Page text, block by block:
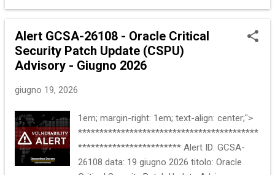
problema Oracle ha rilasciato la Critical
contiene 1449 nuove patch di sicurezza per
le famiglie di prodotti elencate di seguito.
Maggiori informazioni sono disponibili alla
Oracle Fusion Middleware Oracle Supply
Applications Oracle Commerce Oracle
Communications Oracle Enterprise Manager
Alert GCSA-26108 - Oracle Critical
Security Patch Update (CSPU)
Advisory - Giugno 2026
giugno 19, 2026
1em; margin-right: 1em; text-align: center;">
******************************************
************************ Alert ID: GCSA-
26108 data: 19 giugno 2026 titolo: Oracle